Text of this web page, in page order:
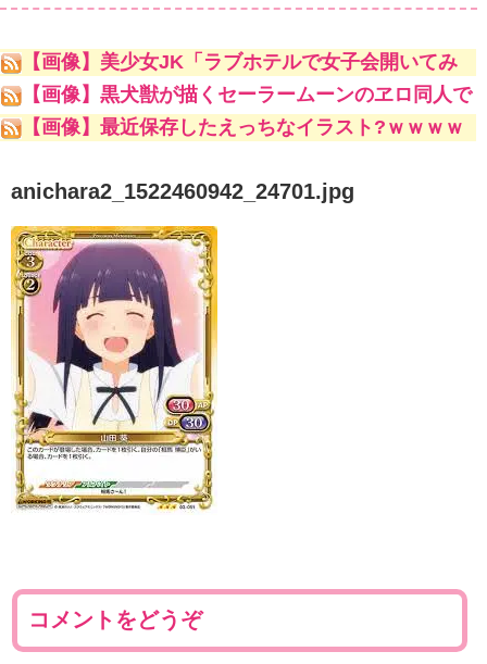
【画像】美少女JK「ラブホテルで女子会開いてみ
たwww」ﾊﾟｼｬｯ
【画像】黒犬獣が描くセーラームーンのヱロ同人で
一番抜けるキャラといえばｗｗｗｗｗｗ
【画像】最近保存したえっちなイラスト?ｗｗｗｗ
anichara2_1522460942_24701.jpg
コメントをどうぞ